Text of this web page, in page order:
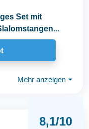
Set mit
Mehr anzeigen ⏷
8,1/10